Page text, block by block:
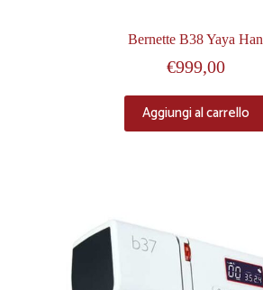
Bernette B38 Yaya Han
€999,00
Aggiungi al carrello